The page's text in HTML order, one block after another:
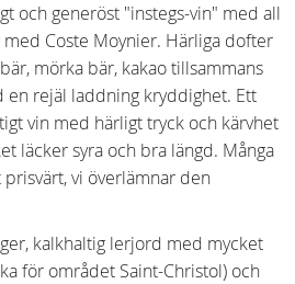
och generöst "instegs-vin" med all
Coste Moynier. Härliga dofter
mörka bär, kakao tillsammans
rejäl laddning kryddighet. Ett
vin med härligt tryck och kärvhet
läcker syra och bra längd. Många
vi överlämnar den
kalkhaltig lerjord med mycket
för området Saint-Christol) och